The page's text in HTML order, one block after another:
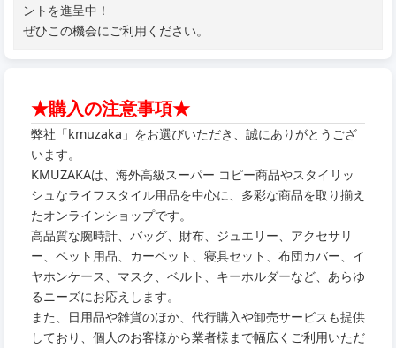
ントを進呈中！
ぜひこの機会にご利用ください。
★購入の注意事項★
弊社「kmuzaka」をお選びいただき、誠にありがとうござ
います。
KMUZAKAは、海外高級スーパー コピー商品やスタイリッ
シュなライフスタイル用品を中心に、多彩な商品を取り揃え
たオンラインショップです。
高品質な腕時計、バッグ、財布、ジュエリー、アクセサリ
ー、ペット用品、カーペット、寝具セット、布団カバー、イ
ヤホンケース、マスク、ベルト、キーホルダーなど、あらゆ
るニーズにお応えします。
また、日用品や雑貨のほか、代行購入や卸売サービスも提供
しており、個人のお客様から業者様まで幅広くご利用いただ